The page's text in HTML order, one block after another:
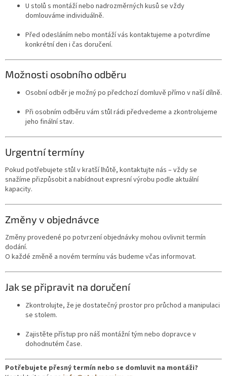
U stolů s montáží nebo nadrozměrných kusů se vždy
domlouváme individuálně.
Před odesláním nebo montáží vás kontaktujeme a potvrdíme
konkrétní den i čas doručení.
Možnosti osobního odběru
Osobní odběr je možný po předchozí domluvě přímo v naší dílně.
Při osobním odběru vám stůl rádi předvedeme a zkontrolujeme
jeho finální stav.
Urgentní termíny
Pokud potřebujete stůl v kratší lhůtě, kontaktujte nás – vždy se
snažíme přizpůsobit a nabídnout expresní výrobu podle aktuální
kapacity.
Změny v objednávce
Změny provedené po potvrzení objednávky mohou ovlivnit termín
dodání.
O každé změně a novém termínu vás budeme včas informovat.
Jak se připravit na doručení
Zkontrolujte, že je dostatečný prostor pro průchod a manipulaci
se stolem.
Zajistěte přístup pro náš montážní tým nebo dopravce v
dohodnutém čase.
Potřebujete přesný termín nebo se domluvit na montáži?